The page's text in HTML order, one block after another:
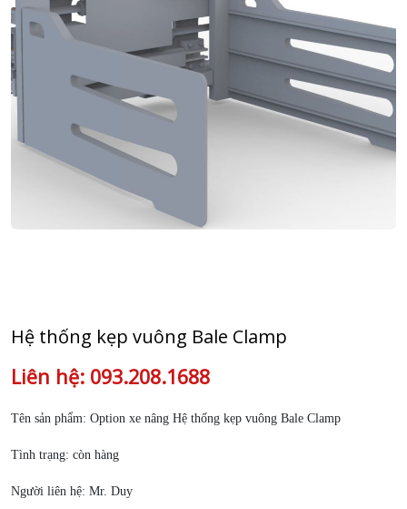
Hệ thống kẹp vuông Bale Clamp
Liên hệ: 093.208.1688
Tên sản phẩm: Option xe nâng Hệ thống kẹp vuông Bale Clamp
Tình trạng: còn hàng
Người liên hệ: Mr. Duy